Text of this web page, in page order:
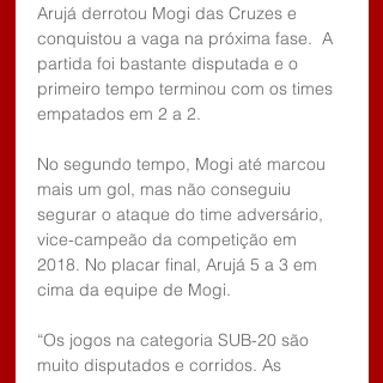
Arujá derrotou Mogi das Cruzes e
conquistou a vaga na próxima fase.  A
partida foi bastante disputada e o
primeiro tempo terminou com os times
empatados em 2 a 2.
No segundo tempo, Mogi até marcou
mais um gol, mas não conseguiu
segurar o ataque do time adversário,
vice-campeão da competição em
2018. No placar final, Arujá 5 a 3 em
cima da equipe de Mogi.
“Os jogos na categoria SUB-20 são
muito disputados e corridos. As